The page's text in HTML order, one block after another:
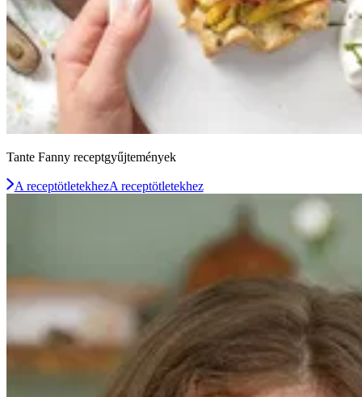
Tante Fanny receptgyűjtemények
A receptötletekhezA receptötletekhez